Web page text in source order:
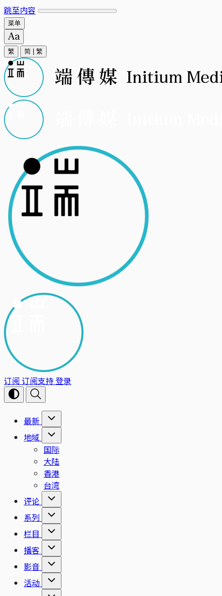
跳至内容
菜单
繁 简 繁
订阅 订阅支持登录
最新
地域
国际
大陆
香港
台湾
评论
系列
栏目
播客
影音
活动